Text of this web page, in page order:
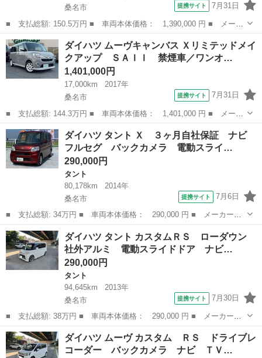
桑名市
提携サイト 7月31日
■ 支払総額: 150.5万円 ■ 車両本体価格： 1,390,000 円 ■ メーカ
ー名： ダイハツ ■ 車種名： ムーヴキャンバス ■ グレード
名： Ｇブラックインテリアリミテッド ＳＡＩＩＩ 社外フルセグ
ＳＤナビ パ...
三重 桑名市 ダイハツ
ダイハツ ムーヴキャンバス Ｘリミテッドメイ
クアップ ＳＡＩＩ 禁煙車／ワンオ…
1,401,000円
17,000km
2017年
桑名市
提携サイト 7月31日
■ 支払総額: 144.3万円 ■ 車両本体価格： 1,401,000 円 ■ メーカ
ー名： ダイハツ ■ 車種名： ムーヴキャンバス ■ グレード
名： Ｘリミテッドメイクアップ ＳＡＩＩ 禁煙車／ワンオーナー
／ツートーン...
三重 桑名市 ダイハツ
ダイハツ タント Ｘ ３ヶ月自社保証 ナビ
フルセグ バックカメラ 電動スライ…
290,000円
タント
80,178km
2014年
桑名市
提携サイト 7月6日
■ 支払総額: 34万円 ■ 車両本体価格： 290,000 円 ■ メーカー
名： ダイハツ ■ 車種名： タント ■ グレード名： Ｘ ３ヶ月
自社保証 ナビ フルセグ バックカメラ 電動スライド オートラ
イト Ｂｌｕｅｔ...
三重 桑名市 タント
ダイハツ タント カスタムＲＳ ローダウン
社外アルミ 電動スライドドア ナビ…
290,000円
タント
94,645km
2013年
桑名市
提携サイト 7月30日
■ 支払総額: 38万円 ■ 車両本体価格： 290,000 円 ■ メーカー
名： ダイハツ ■ 車種名： タント ■ グレード名： カスタムＲ
Ｓ ローダウン 社外アルミ 電動スライドドア ナビ ＴＶ ＨＩ
Ｄ スマートキー...
三重 桑名市 タント
ダイハツ ムーヴ カスタム ＲＳ ドライブレ
コーダー バックカメラ ナビ ＴＶ…